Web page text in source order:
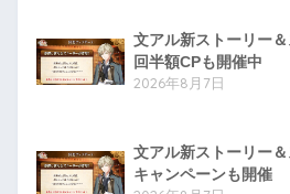
文アル新ストーリー
回半額CPも開催中
2026年8月7日
文アル新ストーリー
キャンペーンも開催